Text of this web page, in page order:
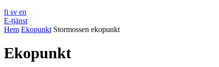
fi sv en
E-tjänst
Hem Ekopunkt Stormossen ekopunkt
Ekopunkt